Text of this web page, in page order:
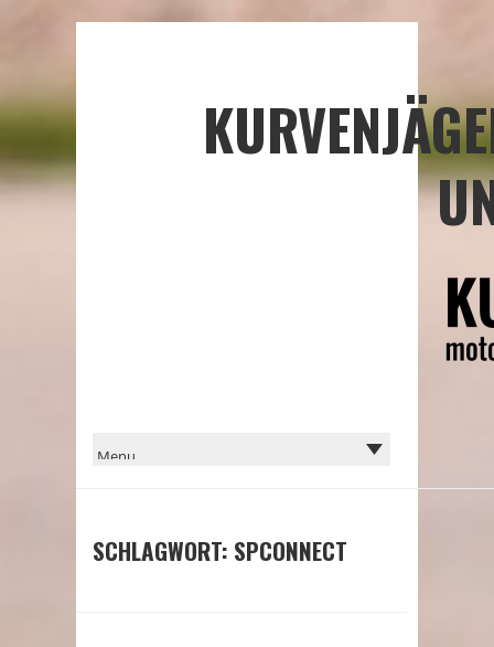
SCHLAGWORT: SPCONNECT